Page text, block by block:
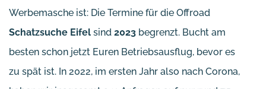
Werbemasche ist: Die Termine für die Offroad
Schatzsuche Eifel sind 2023 begrenzt. Bucht am
besten schon jetzt Euren Betriebsausflug, bevor es
zu spät ist. In 2022, im ersten Jahr also nach Corona,